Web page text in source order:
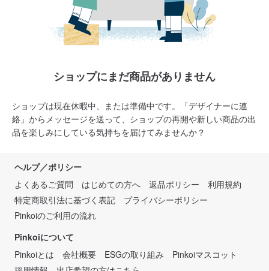
ショップにまだ商品がありません
ショップは現在休暇中、または準備中です。「デザイナーに連
絡」からメッセージを送って、ショップの再開や新しい商品の出
品を楽しみにしている気持ちを届けてみませんか？
ヘルプ／ポリシー
よくあるご質問
はじめての方へ 返品ポリシー
利用規約
特定商取引法に基づく表記
プライバシーポリシー
Pinkoiのご利用の流れ
Pinkoiについて
Pinkoiとは
会社概要 ESGの取り組み
Pinkoiマスコット